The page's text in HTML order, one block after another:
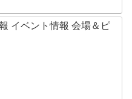
イベント情報 会場＆ピ